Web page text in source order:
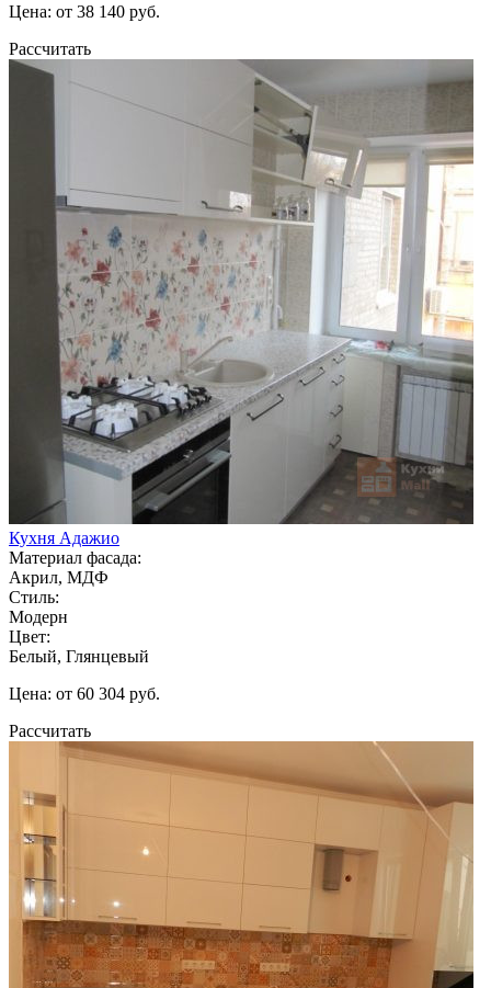
Цена: от 38 140 руб.
Рассчитать
Кухня Адажио
Материал фасада:
Акрил, МДФ
Стиль:
Модерн
Цвет:
Белый, Глянцевый
Цена: от 60 304 руб.
Рассчитать